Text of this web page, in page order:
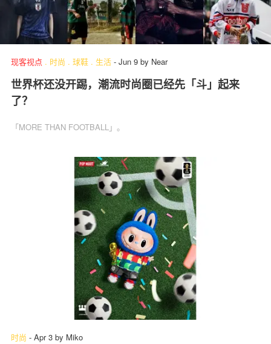
现客视点 . 时尚 . 球鞋 . 生活 - Jun 9 by Near
世界杯还没开踢，潮流时尚圈已经先「斗」起来
了？
「MORE THAN FOOTBALL」。
时尚 - Apr 3 by Miko